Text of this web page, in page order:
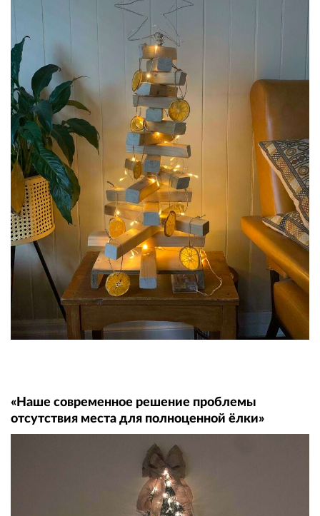
«Наше современное решение проблемы
отсутствия места для полноценной ёлки»